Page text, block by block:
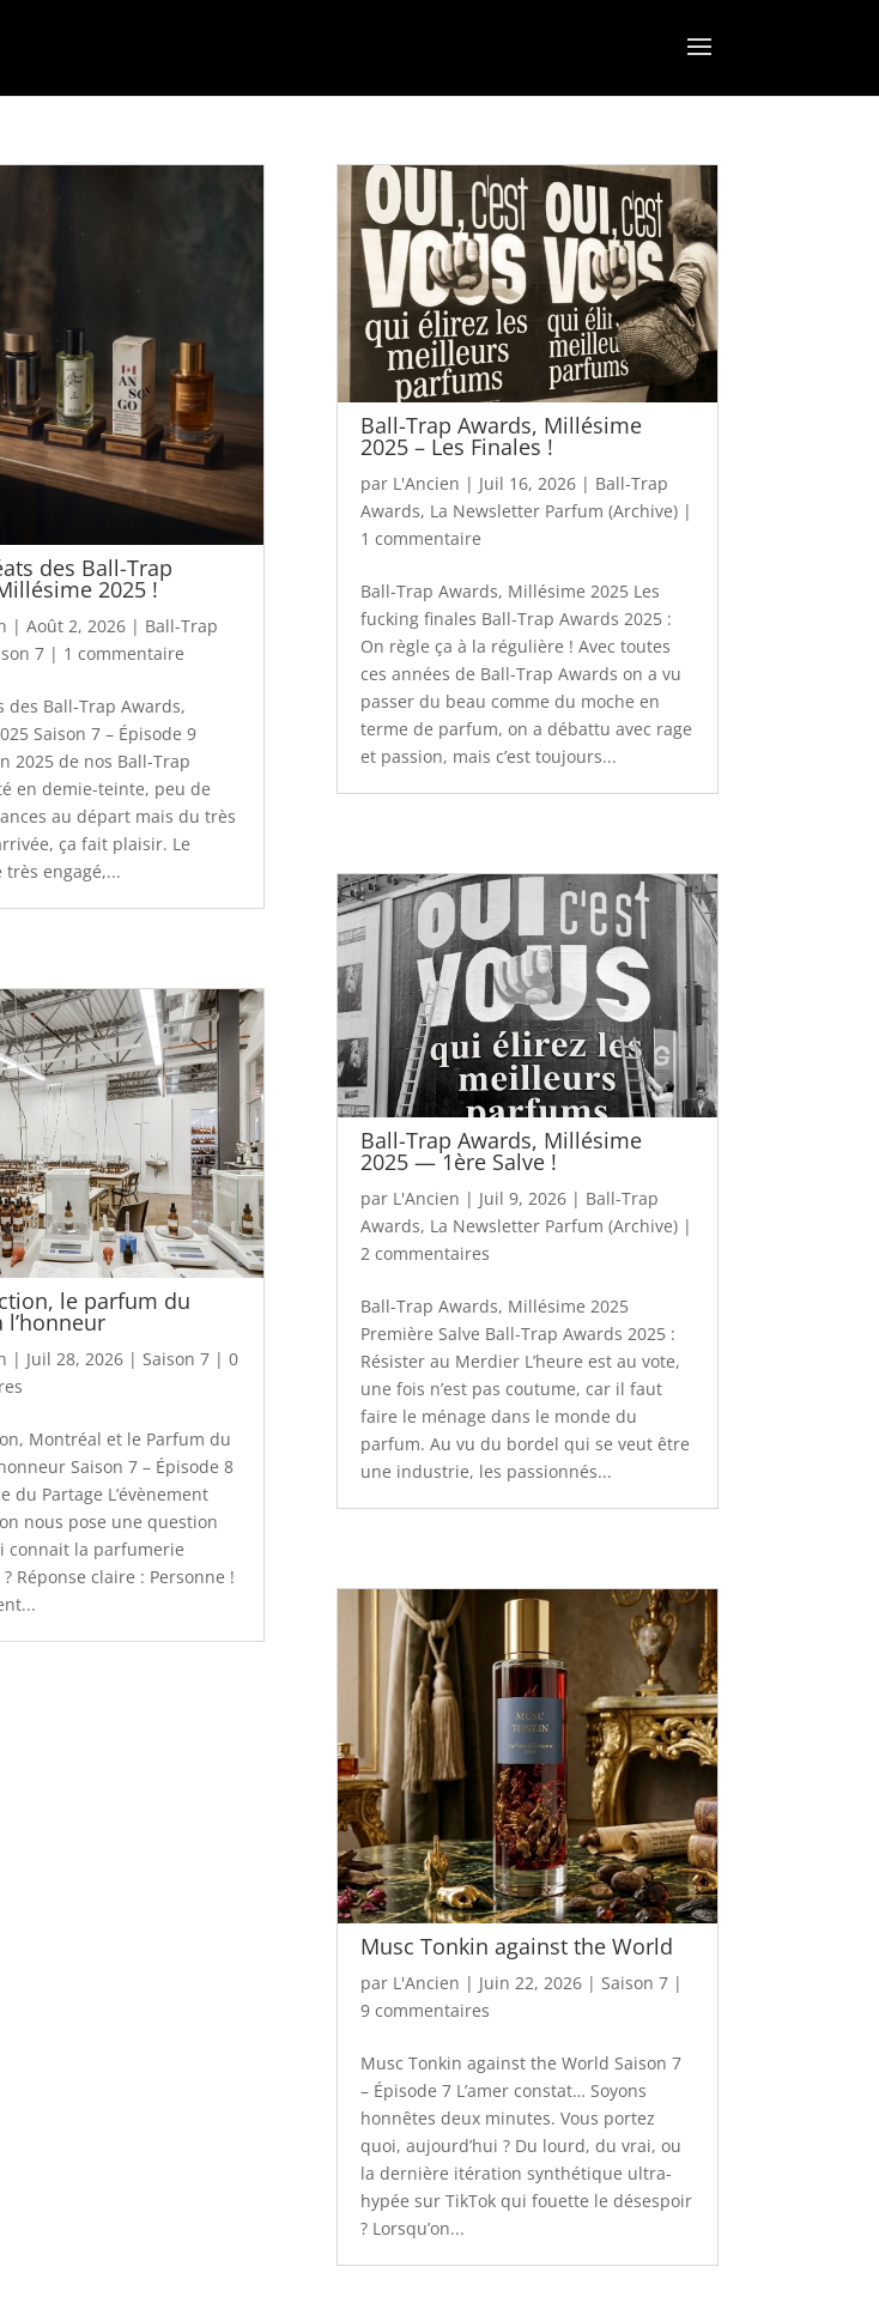
des Ball-Trap
2025 !
| Août 2, 2026| Ball-Trap
7| 1 commentaire
des Ball-Trap Awards,
Saison 7 – Épisode 9
2025 de nos Ball-Trap
en demie-teinte, peu de
au départ mais du très
ça fait plaisir. Le
engagé,...
le parfum du
l’honneur
| Juil 28, 2026| Saison 7| 0
Montréal et le Parfum du
Saison 7 – Épisode 8
du Partage L’évènement
nous pose une question
connait la parfumerie
Réponse claire : Personne !
Ball-Trap Awards, Millésime
2025 – Les Finales !
par L'Ancien | Juil 16, 2026 | Ball-Trap
Awards, La Newsletter Parfum (Archive) |
1 commentaire
Ball-Trap Awards, Millésime 2025 Les
fucking finales Ball-Trap Awards 2025 :
On règle ça à la régulière ! Avec toutes
ces années de Ball-Trap Awards on a vu
passer du beau comme du moche en
terme de parfum, on a débattu avec rage
et passion, mais c’est toujours...
Ball-Trap Awards, Millésime
2025 — 1ère Salve !
par L'Ancien | Juil 9, 2026 | Ball-Trap
Awards, La Newsletter Parfum (Archive) |
2 commentaires
Ball-Trap Awards, Millésime 2025
Première Salve Ball-Trap Awards 2025 :
Résister au Merdier L’heure est au vote,
une fois n’est pas coutume, car il faut
faire le ménage dans le monde du
parfum. Au vu du bordel qui se veut être
une industrie, les passionnés...
Musc Tonkin against the World
par L'Ancien | Juin 22, 2026 |Saison 7 |
9 commentaires
Musc Tonkin against the World Saison 7
– Épisode 7 L’amer constat… Soyons
honnêtes deux minutes. Vous portez
quoi, aujourd’hui ? Du lourd, du vrai, ou
la dernière itération synthétique ultra-
hypée sur TikTok qui fouette le désespoir
? Lorsqu’on...